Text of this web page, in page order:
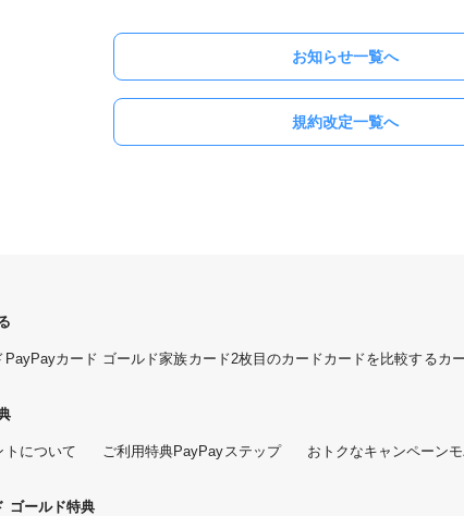
お知らせ一覧へ
規約改定一覧へ
PayPayカード ゴールド家族カード2枚目のカードカードを比較するカ
トについて ご利用特典PayPayステップ おトクなキャンペーン
ゴールド特典